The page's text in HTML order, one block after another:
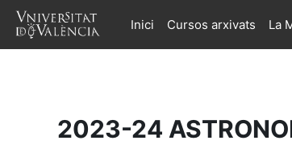
Ves al contingut principalInici Cursos arxivats La
2023-24